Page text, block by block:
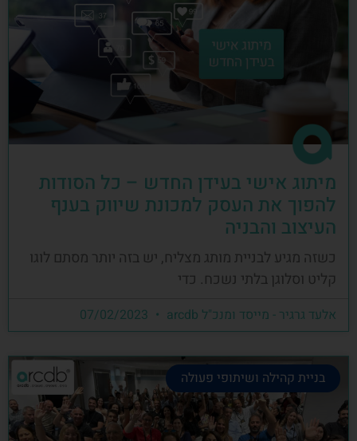
מיתוג אישי בעידן החדש – כל הסודות
להפוך את העסק למכונת שיווק בענף
העיצוב והבניה
כשזה מגיע לבניית מותג מצליח, יש בזה יותר מסתם לוגו
קליט וסלוגן בלתי נשכח. כדי
אלעד גרגיר - מייסד ומנכ"ל arcdb
בניית קהילה ושיתופי פעולה